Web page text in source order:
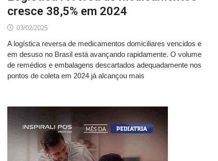
cresce 38,5% em 2024
03/02/2025
A logística reversa de medicamentos domiciliares vencidos e
em desuso no Brasil está avançando rapidamente. O volume
de remédios e embalagens descartados adequadamente nos
pontos de coleta em 2024 já alcançou mais